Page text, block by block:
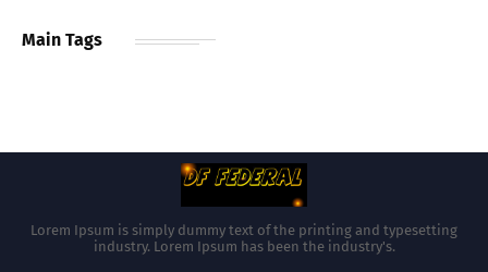
Main Tags
Lorem Ipsum is simply dummy text of the printing and typesetting
industry. Lorem Ipsum has been the industry's.